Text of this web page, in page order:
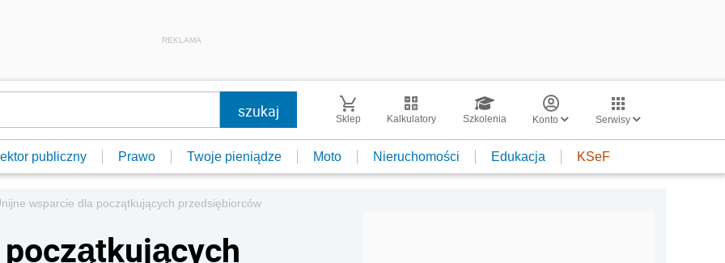
REKLAMA
Sklep Kalkulatory Szkolenia Konto Serwisy
publiczny Prawo Twoje pieniądze Moto Nieruchomości Edukacja KSeF
wsparcie dla początkujących przedsiębiorców